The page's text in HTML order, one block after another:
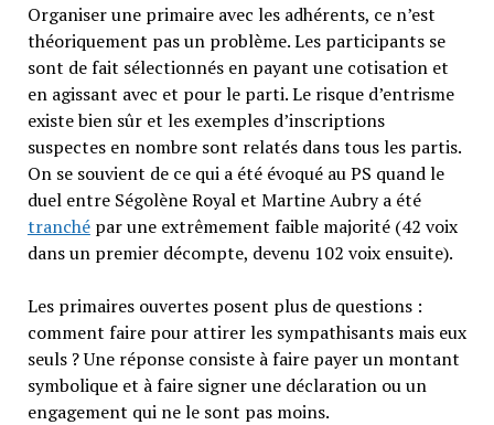
Organiser une primaire avec les adhérents, ce n’est
théoriquement pas un problème. Les participants se
sont de fait sélectionnés en payant une cotisation et
en agissant avec et pour le parti. Le risque d’entrisme
existe bien sûr et les exemples d’inscriptions
suspectes en nombre sont relatés dans tous les partis.
On se souvient de ce qui a été évoqué au PS quand le
duel entre Ségolène Royal et Martine Aubry a été
tranchépar une extrêmement faible majorité (42 voix
dans un premier décompte, devenu 102 voix ensuite).
Les primaires ouvertes posent plus de questions :
comment faire pour attirer les sympathisants mais eux
seuls ? Une réponse consiste à faire payer un montant
symbolique et à faire signer une déclaration ou un
engagement qui ne le sont pas moins.